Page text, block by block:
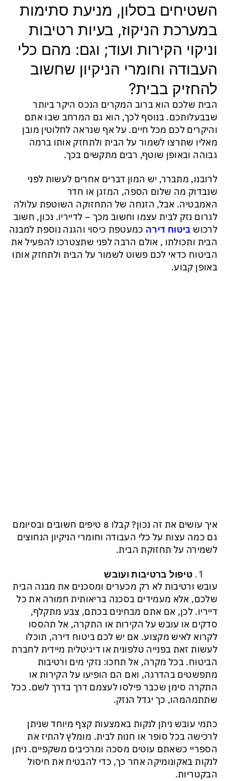
השטיחים בסלון, מניעת סתימות
במערכת הניקוז, בעיות רטיבות
וניקוי הקירות ועוד; וגם: מהם כלי
העבודה וחומרי הניקיון שחשוב
להחזיק בבית?
הבית שלכם הוא ברוב המקרים הנכס היקר ביותר
שבבעלותכם. בנוסף לכך, הוא גם המרחב שבו אתם
והיקרים לכם מכל חיים. על אף שנראה לחלוטין מובן
מאליו שתרצו לשמור על הבית ולתחזק אותו ברמה
גבוהה ובאופן שוטף, רבים מתקשים בכך.
לרובנו, מתברר, יש המון דברים אחרים לעשות לפני
שנבדוק מה שלום הספה, המזגן או חדר
האמבטיה. אבל, הזנחה של התחזוקה השוטפת עלולה
לגרום נזק לבית עצמו וחשוב מכך – לדייריו. נכון, חשוב
לרכוש ביטוח דירה כמעטפת כיסוי והגנה נוספת למבנה
הבית ותכולתו , אולם הרבה לפני שתצטרכו להפעיל את
הביטוח כדאי לכם פשוט לשמור על הבית ולתחזק אותו
באופן קבוע.
איך עושים את זה נכון? קבלו 8 טיפים חשובים ובסיומם
גם כמה עצות על כלי העבודה וחומרי הניקיון הנחוצים
לשמירה על תחזוקת הבית.
טיפול ברטיבות ועובש
עובש ורטיבות לא רק מכערים ומסכנים את מבנה הבית
שלכם, אלא מעמידים בסכנה בריאותית חמורה את כל
דייריו. לכן, אם אתם מבחינים בכתם, צבע מתקלף,
סדקים או עובש על הקירות או התקרה, אל תהססו
לקרוא לאיש מקצוע. אם יש לכם ביטוח דירה, תוכלו
לעשות זאת בפנייה טלפונית או דיגיטלית מיידית לחברת
הביטוח. בכל מקרה, אל תחכו: נזקי מים ורטיבות
מתפשטים בהדרגה, ואם הם הופיעו על הקירות או
התקרה סימן שכבר פילסו לעצמם דרך בדרך לשם. ככל
שתתמהמהו, כך יגדל הנזק.
כתמי עובש ניתן לנקות באמצעות קצף מיוחד שניתן
לרכישה בכל סופר או חנות לבית. מומלץ להתיז את
הספריי כשאתם עוטים מסכה ומרכיבים משקפיים. ניתן
לנקות באקונומיקה אחר כך, כדי להבטיח את חיסול
הבקטריות.